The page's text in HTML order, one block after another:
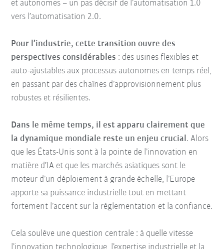
et autonomes – un pas décisif de l’automatisation 1.0
vers l’automatisation 2.0.
Pour l’industrie, cette transition ouvre des
perspectives considérables : des usines flexibles et
auto-ajustables aux processus autonomes en temps réel,
en passant par des chaînes d’approvisionnement plus
robustes et résilientes.
Dans le même temps, il est apparu clairement que
la dynamique mondiale reste un enjeu crucial. Alors
que les États-Unis sont à la pointe de l’innovation en
matière d’IA et que les marchés asiatiques sont le
moteur d’un déploiement à grande échelle, l’Europe
apporte sa puissance industrielle tout en mettant
fortement l’accent sur la réglementation et la confiance.
Cela soulève une question centrale : à quelle vitesse